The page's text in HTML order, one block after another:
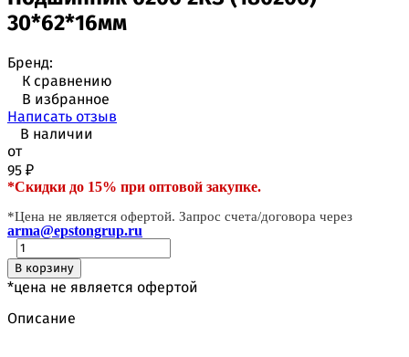
30*62*16мм
Бренд:
К сравнению
В избранное
Написать отзыв
В наличии
от
95 ₽
*Скидки до 15% при оптовой закупке.
*Цена не является офертой. Запрос счета/договора через
arma@epstongrup.ru
В корзину
*цена не является офертой
Описание